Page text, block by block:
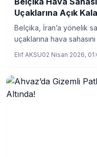
Uçaklarına Açık
Belçika, İran’a yönelik
uçaklarına hava
Elif AKSU02 Nisan 2026,